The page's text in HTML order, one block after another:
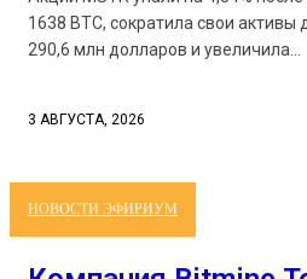
1638 BTC, сократила свои активы
290,6 млн долларов и увеличила...
3 АВГУСТА, 2026
НОВОСТИ ЭФИРИУМ